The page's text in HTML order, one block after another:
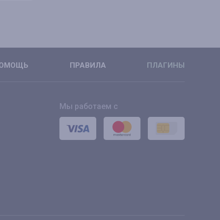
ПРАВИЛА ПЛАГИНЫ
Мы работаем с